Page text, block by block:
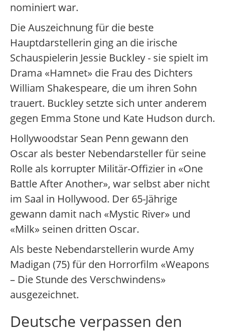
nominiert war.
Die Auszeichnung für die beste
Hauptdarstellerin ging an die irische
Schauspielerin Jessie Buckley - sie spielt im
Drama «Hamnet» die Frau des Dichters
William Shakespeare, die um ihren Sohn
trauert. Buckley setzte sich unter anderem
gegen Emma Stone und Kate Hudson durch.
Hollywoodstar Sean Penn gewann den
Oscar als bester Nebendarsteller für seine
Rolle als korrupter Militär-Offizier in «One
Battle After Another», war selbst aber nicht
im Saal in Hollywood. Der 65-Jährige
gewann damit nach «Mystic River» und
«Milk» seinen dritten Oscar.
Als beste Nebendarstellerin wurde Amy
Madigan (75) für den Horrorfilm «Weapons
– Die Stunde des Verschwindens»
ausgezeichnet.
Deutsche verpassen den